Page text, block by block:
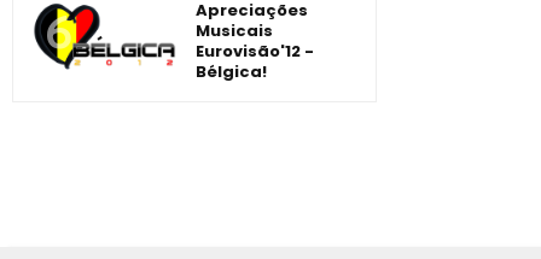
Apreciações
Musicais
Eurovisão'12 -
Bélgica!